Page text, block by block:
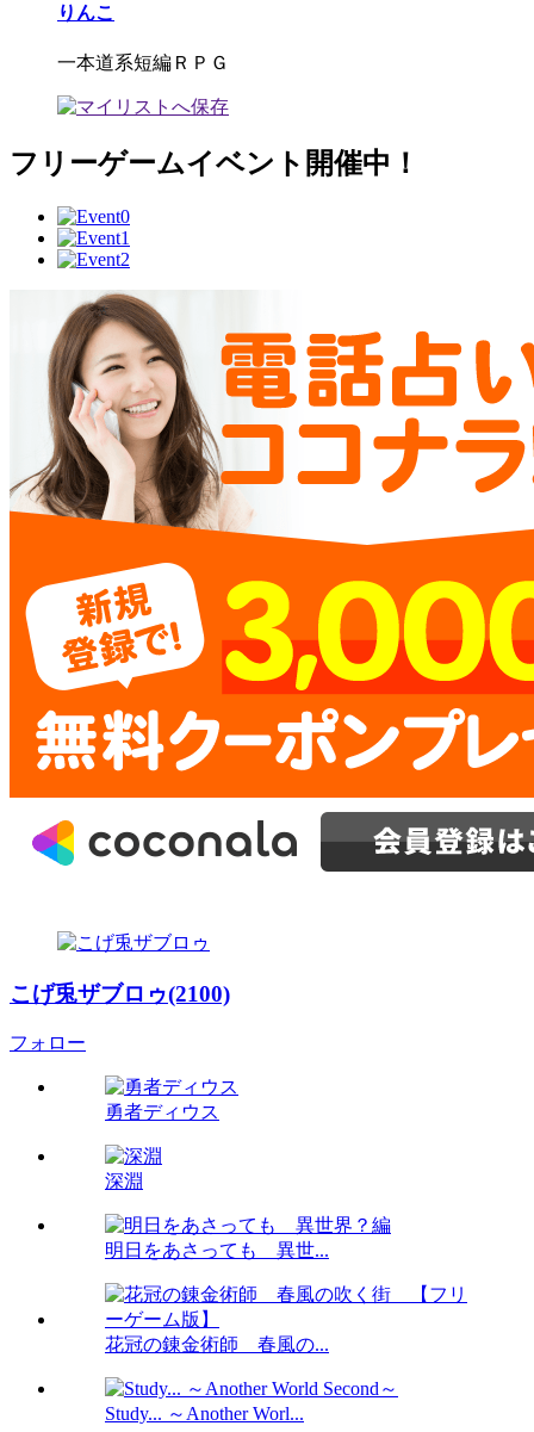
りんこ
一本道系短編ＲＰＧ
フリーゲームイベント開催中！
こげ兎ザブロゥ(2100)
フォロー
勇者ディウス
深淵
明日をあさっても 異世...
花冠の錬金術師 春風の...
Study... ～Another Worl...